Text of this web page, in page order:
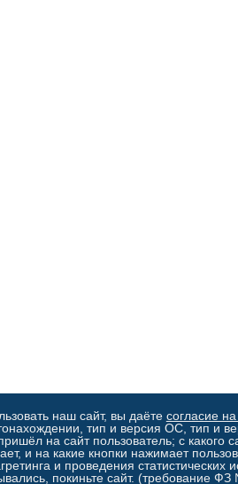
наш сайт, вы даёте согласие
тип и версия ОС, тип и
на сайт пользователь; с
и на какие кнопки нажимает
и проведения
покиньте сайт. (требование